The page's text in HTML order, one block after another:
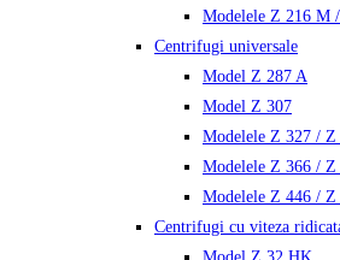
Modelele Z 216 M
Centrifugi universale
Model Z 287 A
Model Z 307
Modelele Z 327 /
Modelele Z 366 /
Modelele Z 446 /
Centrifugi cu viteza